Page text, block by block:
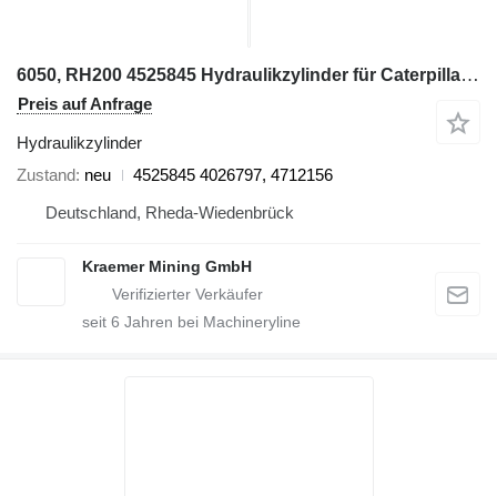
6050, RH200 4525845 Hydraulikzylinder für Caterpillar 6050 Bagger
Preis auf Anfrage
Hydraulikzylinder
Zustand neu
4525845 4026797, 4712156
Deutschland, Rheda-Wiedenbrück
Kraemer Mining GmbH
seit 6 Jahren bei Machineryline